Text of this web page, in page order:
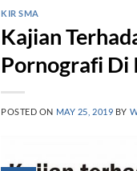
KIR SMA
Kajian
Pornografi Di
POSTED ON MAY 25, 2019 BY